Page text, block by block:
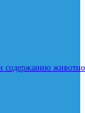
содержанию